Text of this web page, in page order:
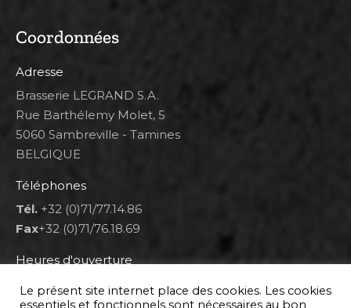
Coordonnées
Adresse
Brasserie LEGRAND S.A.
Rue Barthélemy Molet, 5
5060 Sambreville - Tamines
BELGIQUE
Téléphones
Tél. +32 (0)71/77.14.86
Fax+32 (0)71/76.18.69
Heures d'ouverture
Lun 8h00-12h00 et 12h30-14h30
Mar au ven 8h00-12h00 et 12h30-17h00
Le présent site internet place des cookies. Les cookies
essentiels et fonctionnels sont nécessaires au bon